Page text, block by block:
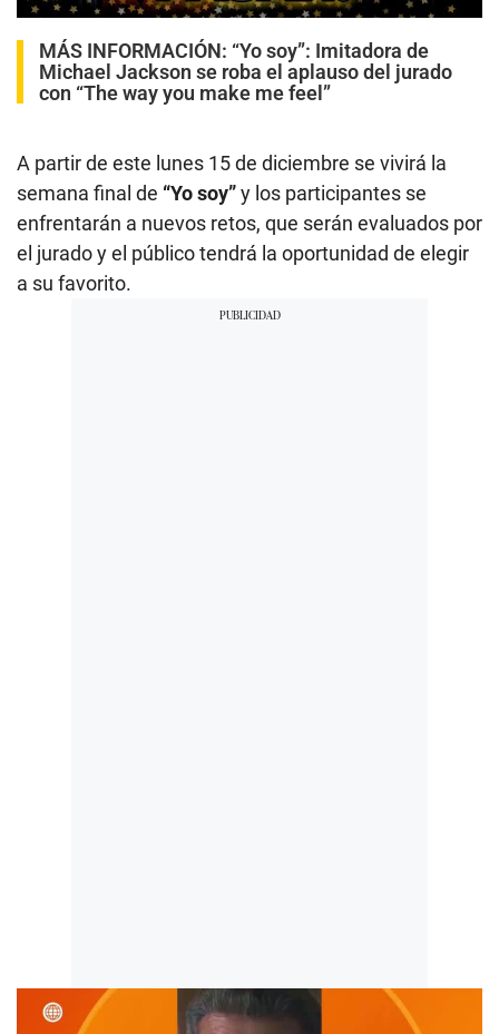
MÁS INFORMACIÓN: “Yo soy”: Imitadora de
Michael Jackson se roba el aplauso del jurado
con “The way you make me feel”
A partir de este lunes 15 de diciembre se vivirá la
semana final de “Yo soy”y los participantes se
enfrentarán a nuevos retos, que serán evaluados por
el jurado y el público tendrá la oportunidad de elegir
a su favorito.